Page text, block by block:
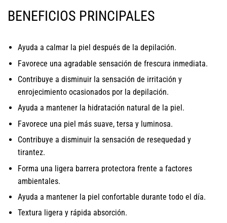
BENEFICIOS PRINCIPALES
Ayuda a calmar la piel después de la depilación.
Favorece una agradable sensación de frescura inmediata.
Contribuye a disminuir la sensación de irritación y
enrojecimiento ocasionados por la depilación.
Ayuda a mantener la hidratación natural de la piel.
Favorece una piel más suave, tersa y luminosa.
Contribuye a disminuir la sensación de resequedad y
tirantez.
Forma una ligera barrera protectora frente a factores
ambientales.
Ayuda a mantener la piel confortable durante todo el día.
Textura ligera y rápida absorción.